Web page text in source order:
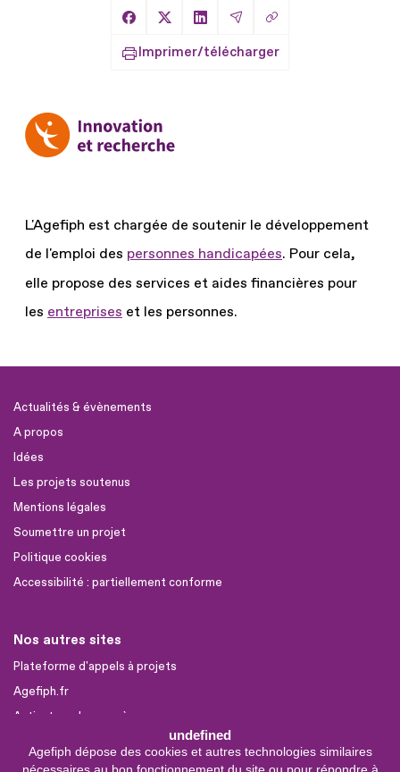
undefined
Agefiph dépose des cookies et autres technologies similaires
Partager sur Facebook
Partager sur X
Partager sur LinkedIn
Partager par Email
Copier le lien
Imprimer/télécharger
L'Agefiph est chargée de soutenir le développement
de l'emploi des personnes handicapées. Pour cela,
elle propose des services et aides financières pour
les entreprises et les personnes.
Actualités & évènements
A propos
Idées
Les projets soutenus
Mentions légales
Soumettre un projet
Politique cookies
Accessibilité : partiellement conforme
Nos autres sites
Plateforme d'appels à projets
Agefiph.fr
Activateur de progrès
Sites partenaires